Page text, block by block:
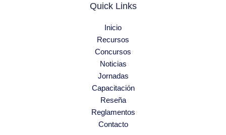
Quick Links
Inicio
Recursos
Concursos
Noticias
Jornadas
Capacitación
Reseña
Reglamentos
Contacto